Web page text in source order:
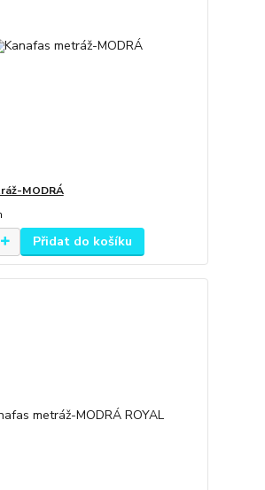
MODRÁ
Přidat do košíku